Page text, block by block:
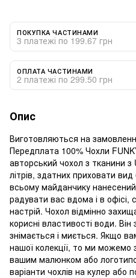
ПОКУПКА ЧАСТИНАМИ
3 платежі по 199.67 грн
ОПЛАТА ЧАСТИНАМИ
2 платежі по 299.50 грн
Опис
Виготовляються на
Передплата 100% Чохли
авторський чохол з тканини з
літрів, здатних приховати
всьому майданчику
радувати вас вдома і в
настрій. Чохол відмінно
корисні властивості води.
знімається і миється. Якщо
нашої колекції, то ми можемо
вашим малюнком або
варіанти чохлів на кулер або